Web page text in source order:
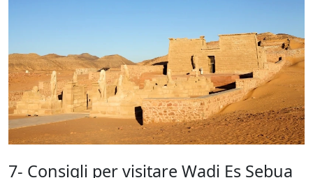
7- Consigli per visitare Wadi Es Sebua